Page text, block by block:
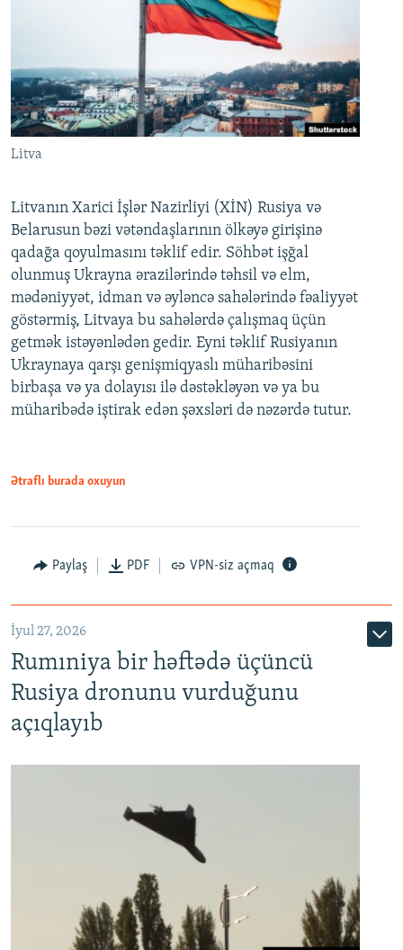
Litva
Litvanın Xarici İşlər Nazirliyi (XİN) Rusiya və
Belarusun bəzi vətəndaşlarının ölkəyə girişinə
qadağa qoyulmasını təklif edir. Söhbət işğal
olunmuş Ukrayna ərazilərində təhsil və elm,
mədəniyyət, idman və əyləncə sahələrində fəaliyyət
göstərmiş, Litvaya bu sahələrdə çalışmaq üçün
getmək istəyənlədən gedir. Eyni təklif Rusiyanın
Ukraynaya qarşı genişmiqyaslı müharibəsini
birbaşa və ya dolayısı ilə dəstəkləyən və ya bu
müharibədə iştirak edən şəxsləri də nəzərdə tutur.
Ətraflı burada oxuyun
Paylaş PDF VPN-siz açmaq
İyul 27, 2026
Rumıniya bir həftədə üçüncü
Rusiya dronunu vurduğunu
açıqlayıb